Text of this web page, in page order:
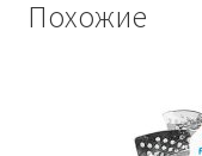
Похожие